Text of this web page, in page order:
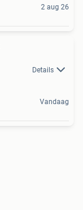
2 aug 26
Details
Vandaag